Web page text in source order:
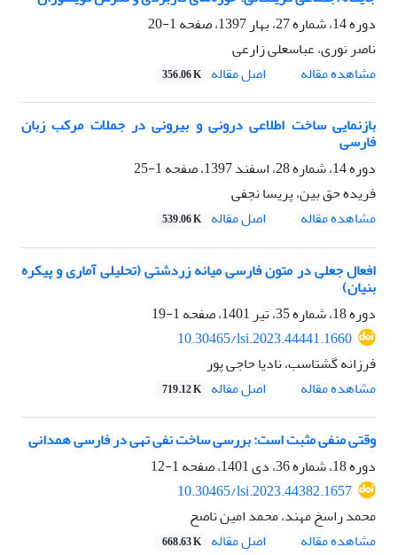
دوره 14، شماره 27، بهار 1397، صفحه
1-20
ناصر نوری، عباسعلی‎ ‎زارعی
مشاهده مقاله
اصل مقاله 356.06 K
بازنمایی ساخت اطلاعی درونی و بیرونی در جملات مرکب زبان
فارسی
دوره 14، شماره 28، اسفند 1397، صفحه
1-25
فریده حق بین، پریسا نجفی
مشاهده مقاله
اصل مقاله 539.06 K
افعال جعلی در متون فارسی میانه زردشتی (تحلیلی آماری و پیکره
بنیان)
دوره 18، شماره 35، تیر 1401، صفحه
1-19
10.30465/lsi.2023.44441.1660
فرزانه گشتاسب، نادیا حاجی پور
مشاهده مقاله
اصل مقاله 719.12 K
وقتی منفی مثبت است: بررسی ساخت نفی تهی در فارسی همدانی
دوره 18، شماره 36، دی 1401، صفحه
1-12
10.30465/lsi.2023.44382.1657
محمد راسخ مهند، محمد امین ناصح
مشاهده مقاله
اصل مقاله 668.63 K